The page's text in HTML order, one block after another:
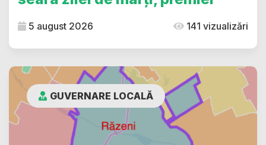
5 august 2026 141 vizualizări
GUVERNARE LOCALĂ